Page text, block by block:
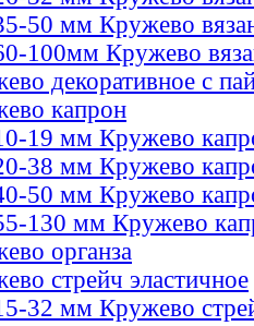
50 мм Кружево
100мм Кружево
декоративное с
капрон
19 мм Кружево
38 мм Кружево
50 мм Кружево
130 мм Кружево
органза
стрейч эластичное
32 мм Кружево